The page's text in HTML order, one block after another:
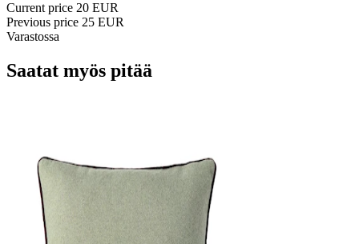
Current price 20 EUR
Previous price 25 EUR
Varastossa
Saatat myös pitää